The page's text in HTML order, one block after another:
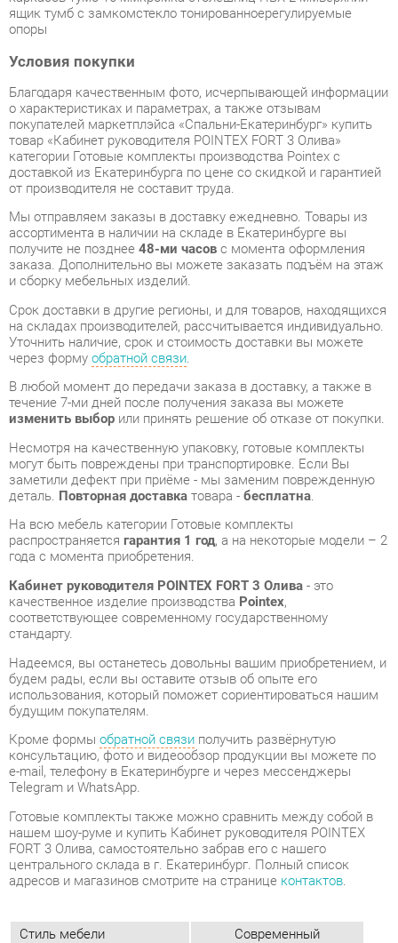
Условия покупки
Благодаря качественным фото, исчерпывающей информации
о характеристиках и параметрах, а также отзывам
покупателей маркетплэйса «Спальни-Екатеринбург» купить
товар «Кабинет руководителя POINTEX FORT 3 Олива»
категории Готовые комплекты производства Pointex с
доставкой из Екатеринбурга по цене со скидкой и гарантией
от производителя не составит труда.
Мы отправляем заказы в доставку ежедневно. Товары из
ассортимента в наличии на складе в Екатеринбурге вы
получите не позднее48-ми часовс момента оформления
и сборку мебельных изделий.
Срок доставки в другие регионы, и для товаров, находящихся
на складах производителей, рассчитывается индивидуально.
Уточнить наличие, срок и стоимость доставки вы можете
В любой момент до передачи заказа в доставку, а также в
течение 7-ми дней после получения заказа вы можете
изменить выборили принять решение об отказе от покупки.
Несмотря на качественную упаковку, готовые комплекты
могут быть повреждены при транспортировке. Если Вы
заметили дефект при приёме - мы заменим поврежденную
Повторная доставка товара -
На всю мебель категории Готовые комплекты
распространяетсягарантия 1 год, а на некоторые модели – 2
года с момента приобретения.
Кабинет руководителя POINTEX FORT 3 Олива
качественное изделие производстваPointex,
соответствующее современному государственному
стандарту.
Надеемся, вы останетесь довольны вашим приобретением, и
будем рады, если вы оставите отзыв об опыте его
использования, который поможет сориентироваться нашим
будущим покупателям.
Кроме формы обратной связиполучить развёрнутую
консультацию, фото и видеообзор продукции вы можете по
e-mail, телефону в Екатеринбурге и через мессенджеры
Telegram и WhatsApp.
Готовые комплекты также можно сравнить между собой в
нашем шоу-руме и купить Кабинет руководителя POINTEX
FORT 3 Олива, самостоятельно забрав его с нашего
центрального склада в г. Екатеринбург. Полный список
адресов и магазинов смотрите на странице
Стиль мебели
Современный
Толщина столешницы, мм
41
Тумбы
С замком